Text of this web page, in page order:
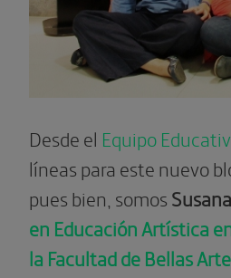
Desde el Equipo
líneas para este nuevo
pues bien, somos
en Educación Artística
la Facultad de Bellas